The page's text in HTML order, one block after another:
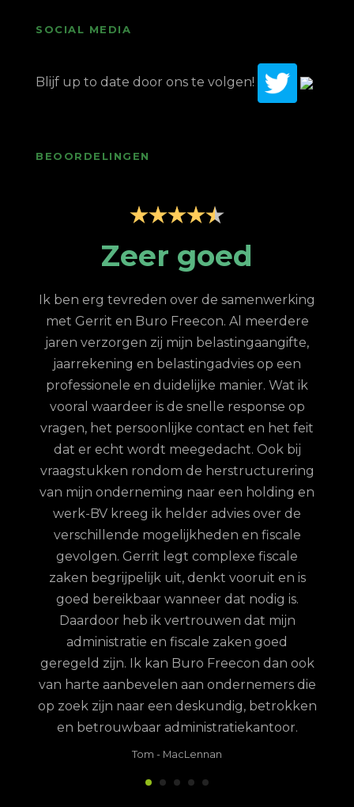
SOCIAL MEDIA
Blijf up to date door ons te volgen!
BEOORDELINGEN
Zeer goed
Ik ben erg tevreden over de samenwerking
met Gerrit en Buro Freecon. Al meerdere
jaren verzorgen zij mijn belastingaangifte,
jaarrekening en belastingadvies op een
professionele en duidelijke manier. Wat ik
vooral waardeer is de snelle response op
vragen, het persoonlijke contact en het feit
dat er echt wordt meegedacht. Ook bij
vraagstukken rondom de herstructurering
van mijn onderneming naar een holding en
werk-BV kreeg ik helder advies over de
verschillende mogelijkheden en fiscale
gevolgen. Gerrit legt complexe fiscale
zaken begrijpelijk uit, denkt vooruit en is
goed bereikbaar wanneer dat nodig is.
Daardoor heb ik vertrouwen dat mijn
administratie en fiscale zaken goed
geregeld zijn. Ik kan Buro Freecon dan ook
van harte aanbevelen aan ondernemers die
op zoek zijn naar een deskundig, betrokken
en betrouwbaar administratiekantoor.
Tom - MacLennan